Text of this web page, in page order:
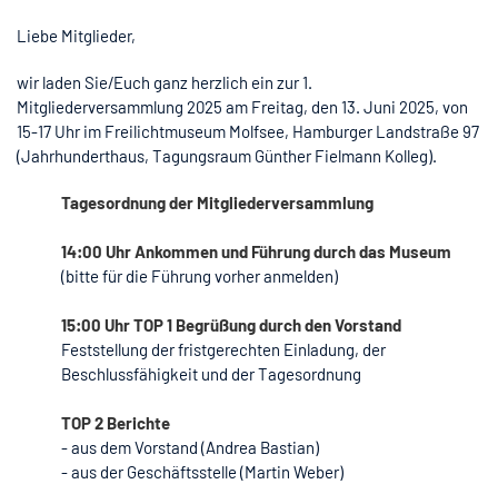
Liebe Mitglieder,
wir laden Sie/Euch ganz herzlich ein zur 1.
Mitgliederversammlung 2025 am Freitag, den 13. Juni 2025, von
15-17 Uhr im Freilichtmuseum Molfsee, Hamburger Landstraße 97
(Jahrhunderthaus, Tagungsraum Günther Fielmann Kolleg).
Tagesordnung der Mitgliederversammlung
14:00 Uhr Ankommen und Führung durch das Museum
(bitte für die Führung vorher anmelden)
15:00 Uhr TOP 1 Begrüßung durch den Vorstand
Feststellung der fristgerechten Einladung, der
Beschlussfähigkeit und der Tagesordnung
TOP 2 Berichte
- aus dem Vorstand (Andrea Bastian)
- aus der Geschäftsstelle (Martin Weber)